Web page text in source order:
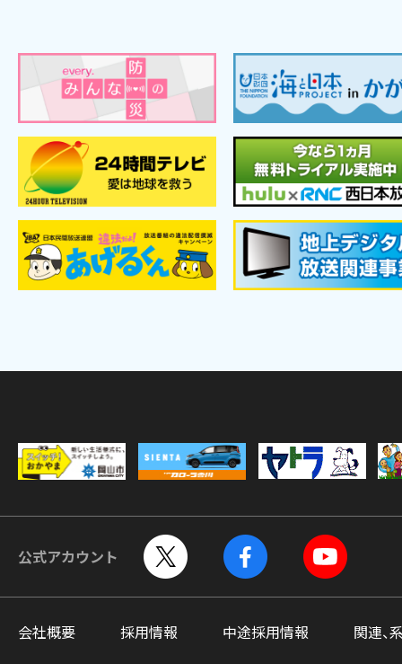
公式アカウント
会社概要 採用情報 中途採用情報 関連、